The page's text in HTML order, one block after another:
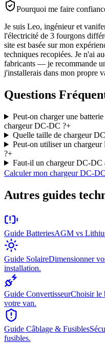
Pourquoi me faire
Je suis Leo, ingénieur et
l'électricité de 3 fourgons
site est basée sur mon
techniques recopiées. Je n'ai
fabricants — je recommande
j'installerais dans mon propre
Questions
Peut-on charger une
chargeur DC-DC ?+
Quelle taille de chargeur
Peut-on utiliser un
?+
Faut-il un chargeur DC-DC
Calculer mon chargeur DC-DC
Autres guides
Guide BatteriesAGM vs
Guide SolaireDimensionner
installation.
Guide ConvertisseurChoisir le
votre van.
Guide Câblage & Fusibles
fusibles.